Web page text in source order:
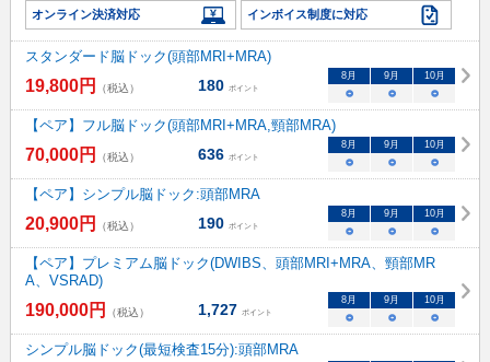
オンライン決済対応 インボイス制度に対応
スタンダード脳ドック(頭部MRI+MRA)
19,800円 （税込） 180 ポイント
8月 9月 10月
○ ○ ○
【ペア】フル脳ドック(頭部MRI+MRA,頸部MRA)
70,000円 （税込） 636 ポイント
8月 9月 10月
○ ○ ○
【ペア】シンプル脳ドック:頭部MRA
20,900円 （税込） 190 ポイント
8月 9月 10月
○ ○ ○
【ペア】プレミアム脳ドック(DWIBS、頭部MRI+MRA、頸部MR
A、VSRAD)
190,000円 （税込） 1,727 ポイント
8月 9月 10月
○ ○ ○
シンプル脳ドック(最短検査15分):頭部MRA